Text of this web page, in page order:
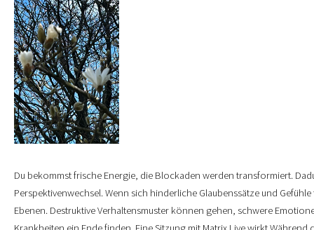
Du bekommst frische Energie, die Blockaden werden transformiert.
Perspektivenwechsel. Wenn sich hinderliche Glaubenssätze und
Ebenen. Destruktive Verhaltensmuster können gehen, schwere